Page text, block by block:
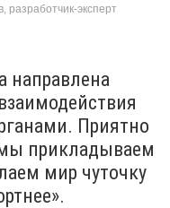
эксперт
направлена
Приятно
прикладываем
мир чуточку